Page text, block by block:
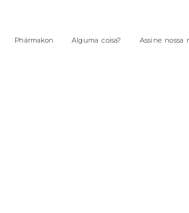
Phármakon Alguma coisa? Assine nossa